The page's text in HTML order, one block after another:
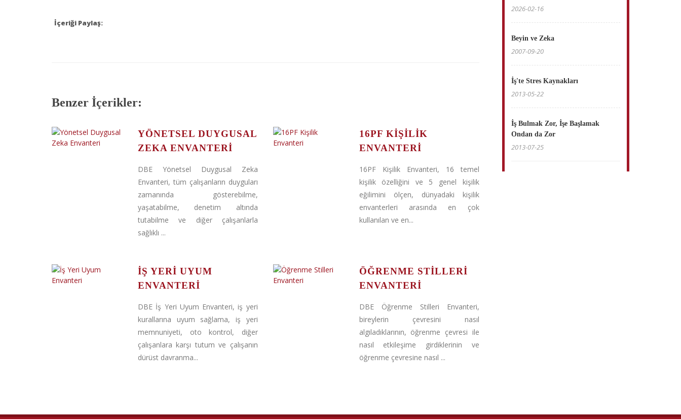
İçeriği Paylaş:
Benzer İçerikler:
YÖNETSEL DUYGUSAL
ZEKA ENVANTERI
DBE Yönetsel Duygusal Zeka
Envanteri, tüm çalışanların duyguları
zamanında gösterebilme,
yaşatabilme, denetim altında
tutabilme ve diğer çalışanlarla
sağlıklı ...
16PF KIŞILIK
ENVANTERI
16PF Kişilik Envanteri, 16 temel
kişilik özelliğini ve 5 genel kişilik
eğilimini ölçen, dünyadaki kişilik
envanterleri arasında en çok
kullanılan ve en...
İŞ YERI UYUM
ENVANTERI
DBE İş Yeri Uyum Envanteri, iş yeri
kurallarına uyum sağlama, iş yeri
memnuniyeti, oto kontrol, diğer
çalışanlara karşı tutum ve çalışanın
dürüst davranma...
ÖĞRENME STILLERI
ENVANTERI
DBE Öğrenme Stilleri Envanteri,
bireylerin çevresini nasıl
algıladıklarının, öğrenme çevresi ile
nasıl etkileşime girdiklerinin ve
öğrenme çevresine nasıl ...
2026-02-16
Beyin ve Zeka
2007-09-20
İş'te Stres Kaynakları
2013-05-22
İş Bulmak Zor, İşe Başlamak
Ondan da Zor
2013-07-25